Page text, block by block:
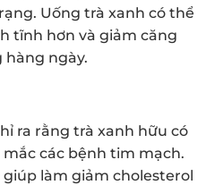
Uống trà xanh có thể
tĩnh hơn và giảm căng
ngày.
ra rằng trà xanh hữu có
các bệnh tim mạch.
làm giảm cholesterol